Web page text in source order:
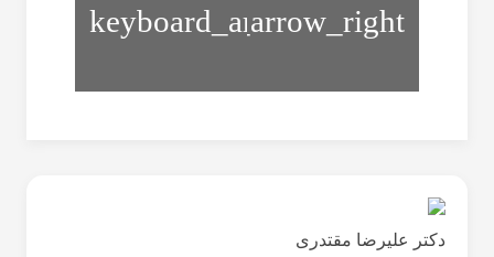
متاتارسالژیا
های
دکتر علیرضا مقتدری